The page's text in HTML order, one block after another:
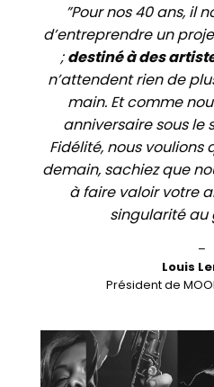
”Pour nos 40 ans, il
d’entreprendre un
;destiné à des
n’attendent rien de
main. Et comme
anniversaire sous le
Fidélité, nous voulions
demain, sachiez que
à faire valoir votre
singularité au
–
Louis
Président de